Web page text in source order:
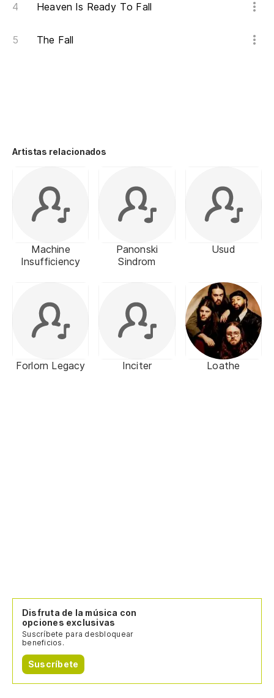
Heaven Is Ready To Fall
The Fall
Artistas relacionados
Machine
Insufficiency
Panonski
Sindrom
Usud
Forlorn Legacy Inciter Loathe
Disfruta de la música con
opciones exclusivas
Suscríbete para desbloquear
beneficios.
Suscríbete